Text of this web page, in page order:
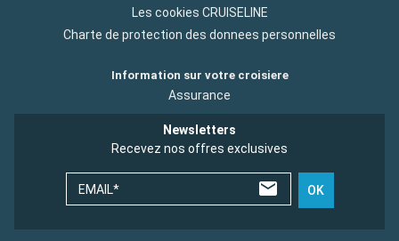
Les cookies CRUISELINE
Charte de protection des donnees personnelles
Information sur votre croisiere
Assurance
Newsletters
Recevez nos offres exclusives
EMAIL* OK